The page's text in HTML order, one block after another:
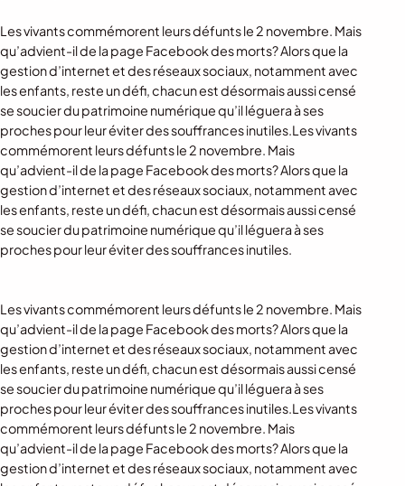
Les vivants commémorent leurs défunts le 2 novembre. Mais
qu’advient-il de la page Facebook des morts? Alors que la
gestion d’internet et des réseaux sociaux, notamment avec
les enfants, reste un défi, chacun est désormais aussi censé
se soucier du patrimoine numérique qu’il léguera à ses
proches pour leur éviter des souffrances inutiles.Les vivants
commémorent leurs défunts le 2 novembre. Mais
qu’advient-il de la page Facebook des morts? Alors que la
gestion d’internet et des réseaux sociaux, notamment avec
les enfants, reste un défi, chacun est désormais aussi censé
se soucier du patrimoine numérique qu’il léguera à ses
proches pour leur éviter des souffrances inutiles.
Les vivants commémorent leurs défunts le 2 novembre. Mais
qu’advient-il de la page Facebook des morts? Alors que la
gestion d’internet et des réseaux sociaux, notamment avec
les enfants, reste un défi, chacun est désormais aussi censé
se soucier du patrimoine numérique qu’il léguera à ses
proches pour leur éviter des souffrances inutiles.Les vivants
commémorent leurs défunts le 2 novembre. Mais
qu’advient-il de la page Facebook des morts? Alors que la
gestion d’internet et des réseaux sociaux, notamment avec